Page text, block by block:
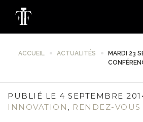
ACCUEIL ACTUALITÉS
MARDI 23
PUBLIÉ LE 4 SEPTEMBRE
INNOVATION , RENDEZ-VOUS